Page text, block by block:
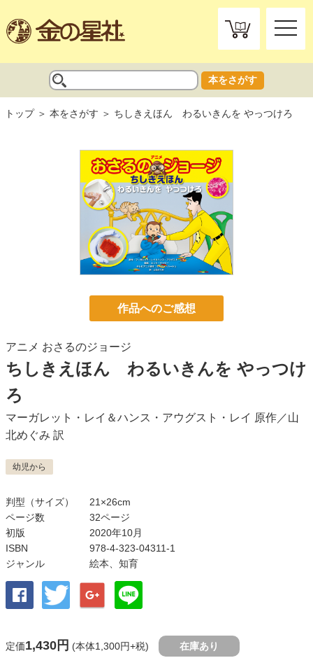
toggle
本をさがす
トップ 本をさがす ちしきえほん わるいきんを やっつけろ
作品へのご感想
アニメ おさるのジョージ
ちしきえほん わるいきんを やっつけ
ろ
マーガレット・レイ＆ハンス・アウグスト・レイ 原作／山
北めぐみ 訳
幼児から
判型（サイズ）
21×26cm
ページ数
32ページ
初版
2020年10月
ISBN
978-4-323-04311-1
ジャンル
絵本 知育
定価1,430円 (本体1,300円+税) 在庫あり